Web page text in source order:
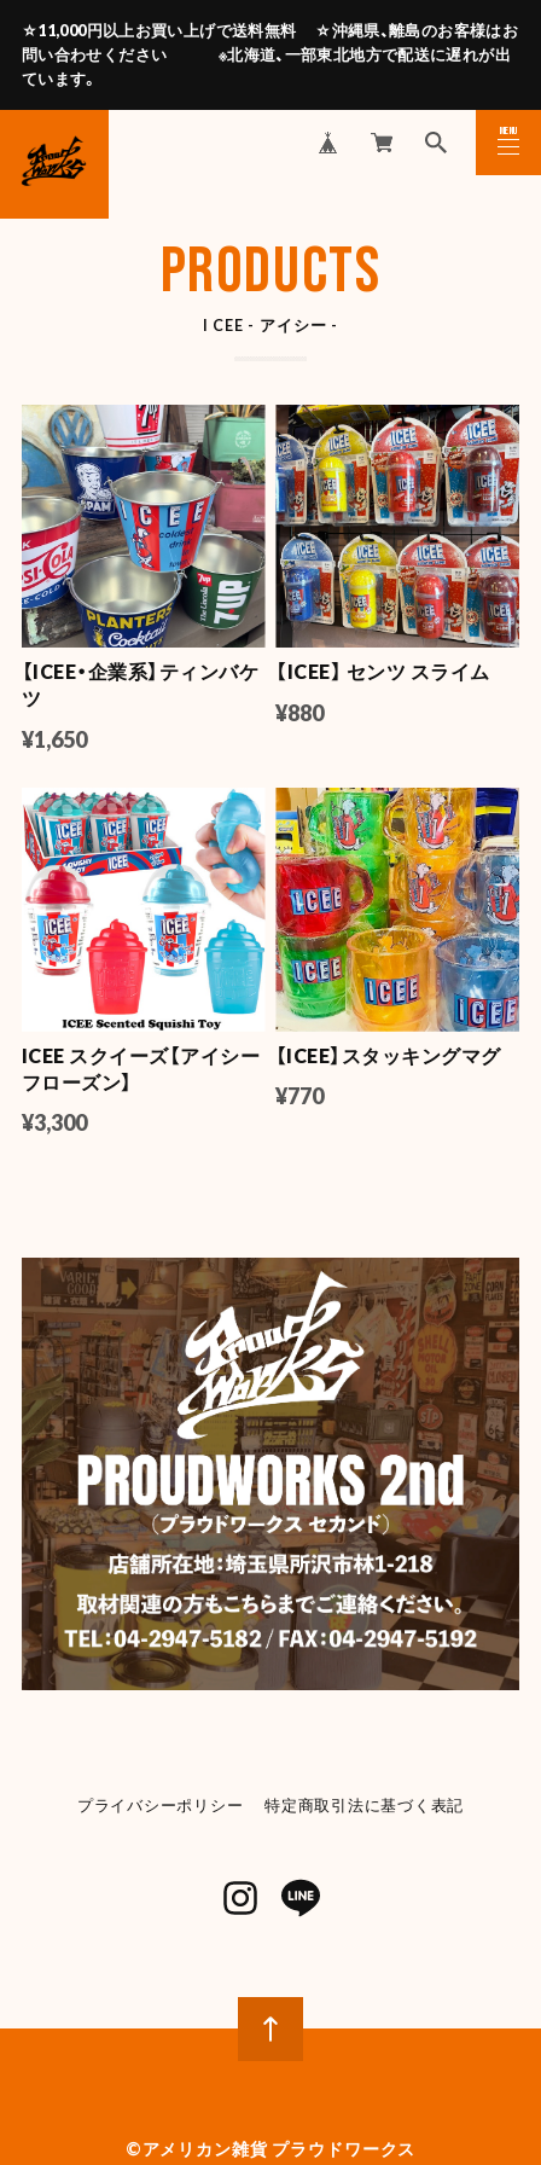
☆11,000円以上お買い上げで送料無料 ☆沖縄県、離島のお客様はお
問い合わせください ※北海道、一部東北地方で配送に遅れが出
ています。
MENU
CLOSE
PRODUCTS
I CEE - アイシー -
【ICEE・企業系】ティンバケ
ツ
¥1,650
【ICEE】 センツ スライム
¥880
ICEE スクイーズ【アイシー
フローズン】
¥3,300
【ICEE】スタッキングマグ
¥770
プライバシーポリシー 特定商取引法に基づく表記
©︎アメリカン雑貨 プラウドワークス